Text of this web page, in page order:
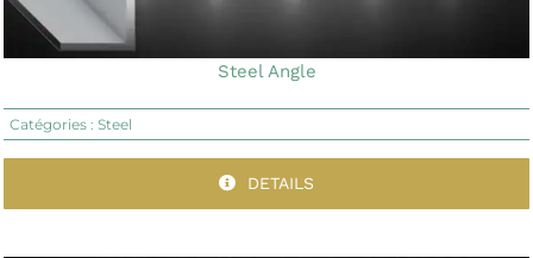
Steel Angle
Catégories : Steel
DETAILS